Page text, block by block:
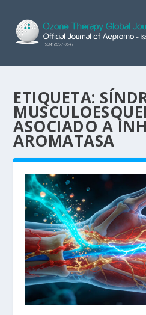
ETIQUETA:
ASOCIADO A
AROMATASA